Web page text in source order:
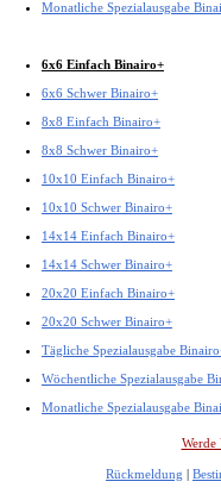
Monatliche Spezialausgabe
6x6 Einfach Binairo+
6x6 Schwer Binairo+
8x8 Einfach Binairo+
8x8 Schwer Binairo+
10x10 Einfach Binairo+
10x10 Schwer Binairo+
14x14 Einfach Binairo+
14x14 Schwer Binairo+
20x20 Einfach Binairo+
20x20 Schwer Binairo+
Tägliche Spezialausgabe
Wöchentliche Spezialausgabe
Monatliche Spezialausgabe
Werde
Rückmeldung |